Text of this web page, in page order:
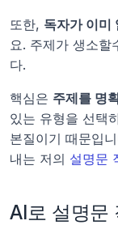
또한, 독자가 이미
요. 주제가 생소할
다.
핵심은 주제를 명
있는 유형을 선택
본질이기 때문입
내는 저의 설명문
AI로 설명문